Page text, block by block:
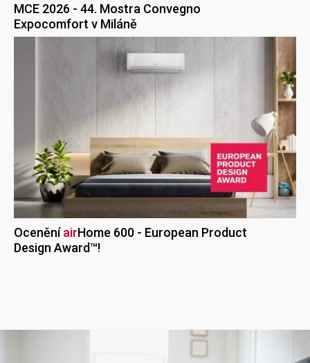
MCE 2026 - 44. Mostra Convegno
Expocomfort v Miláně
OceněníairHome 600 - European Product
Design Award™!